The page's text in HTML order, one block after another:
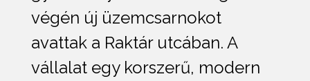
végén új üzemcsarnokot
avattak a Raktár utcában. A
vállalat egy korszerű, modern